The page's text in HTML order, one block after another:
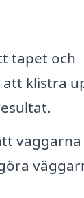
tapet och
att klistra
väggarna